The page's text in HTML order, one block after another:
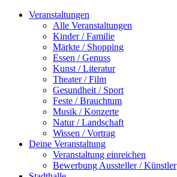
Veranstaltungen
Alle Veranstaltungen
Kinder / Familie
Märkte / Shopping
Essen / Genuss
Kunst / Literatur
Theater / Film
Gesundheit / Sport
Feste / Brauchtum
Musik / Konzerte
Natur / Landschaft
Wissen / Vortrag
Deine Veranstaltung
Veranstaltung einreichen
Bewerbung Aussteller / Künstler